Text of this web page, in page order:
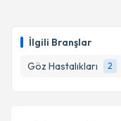
İlgili Branşlar
Göz Hastalıkları
2
için bir takvim
bilgilendireceğiz.
E-posta